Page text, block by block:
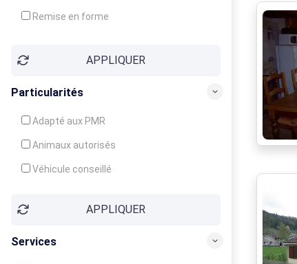
Remise en forme
Soins du corpsAPPLIQUER
Particularités
Adapté aux PMR
Animaux autorisés
Véhicule conseillé
APPLIQUER
Services